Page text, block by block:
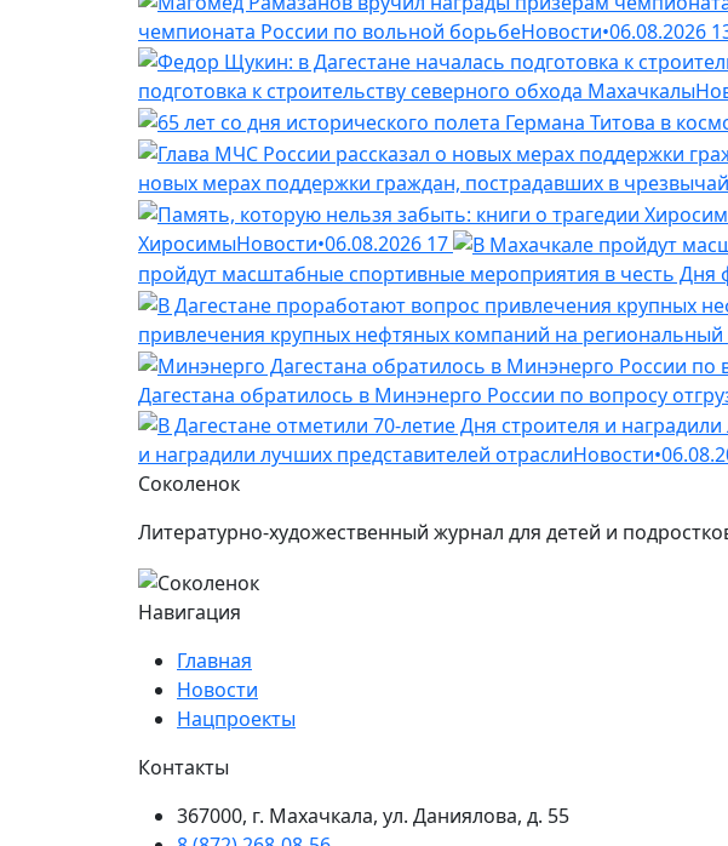
чемпионата России по вольной борьбеНовости•06.08.2026
подготовка к строительству северного обхода Махачкалы
новых мерах поддержки граждан, пострадавших в
ХиросимыНовости•06.08.2026 17
пройдут масштабные спортивные мероприятия в честь Дня
привлечения крупных нефтяных компаний на
Дагестана обратилось в Минэнерго России по вопросу
и наградили лучших представителей отраслиНовости•
Соколенок
Литературно-художественный журнал для детей и
Навигация
Главная
Новости
Нацпроекты
Контакты
367000, г. Махачкала, ул. Даниялова, д. 55